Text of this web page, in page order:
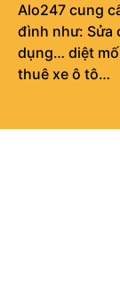
Alo247 cung
đình như: Sửa
dụng… diệt
thuê xe ô tô…